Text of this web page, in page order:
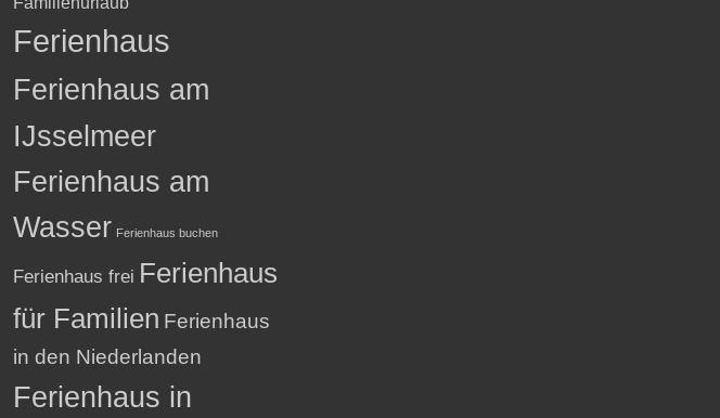
Ferienhaus
Ferienhaus am
IJsselmeer
Ferienhaus am
Wasser Ferienhaus buchen
Ferienhaus frei Ferienhaus
für Familien Ferienhaus
in den Niederlanden
Ferienhaus in